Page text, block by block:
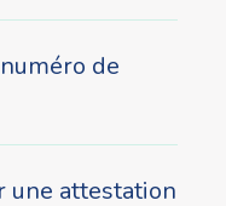
de
une attestation